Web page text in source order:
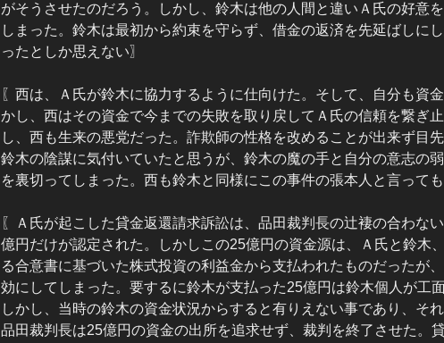
がそうさせたのだろう。しかし、鈴木は他の人間と違いＡ氏の好意
しまった。鈴木は最初から約束を守らず、借金の返済を先延ばしに
ったとしか思えない〗
〖西は、Ａ氏が鈴木に協力するように仕向けた。そして、自分も資
かし、西はその資金で今までの失敗を取り戻してＡ氏の信頼を繋ぎ
し、西も生来の悪党だった。詐欺師の性格を改めることが出来ず目
鈴木の陰謀に気付いていたと思うが、鈴木の魔の手と自分の意志の
を裏切ってしまった。西も鈴木と同様にこの事件の張本人と言って
〖Ａ氏が起こした貸金返還請求訴訟は、品田裁判長の辻褄の合わな
億円だけが認定された。しかしこの25億円の資金源は、Ａ氏と鈴木
る合意書に基づいた株式投資の利益金から支払われたものだったが
効にしてしまった。要するに鈴木が支払った25億円は鈴木個人が工
しかし、当時の鈴木の資金状況からすると有りえない事であり、そ
品田裁判長は25億円の資金の出所を追求せず、裁判を終了させた。